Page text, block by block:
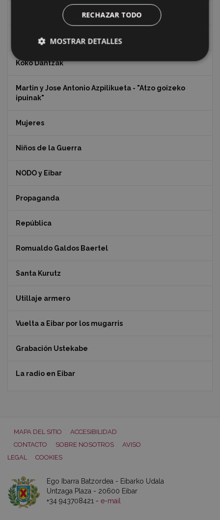
Indalecio Ojanguren Diputación de Gipuzkoa
Juan Antonio Palacios HARRIA
Koko Dantzak
Martin y Jose Antonio Azpilikueta - "Atzo goizeko
ipuinak"
Mujeres
Niños de la Guerra
NODO y Eibar
Propaganda
República
Romualdo Galdos Baertel
Santa Kurutz
Utillaje armero
Vuelta a Eibar por los mugarris
Grabación Ustekabe
La radio en Eibar
MAPA DEL SITIO
ACCESIBILIDAD
CONTACTO
SOBRE NOSOTROS
AVISO
LEGAL
COOKIES
Ego Ibarra Batzordea - Eibarko Udala
Untzaga Plaza - 20600 Eibar
+34 943708421 - e-mail
RECHAZAR TODO
MOSTRAR DETALLES